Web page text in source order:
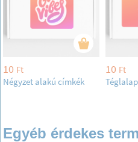
10 Ft
Négyzet alakú címkék
10 Ft
Egyéb érdekes